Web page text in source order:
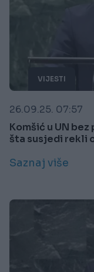
VIJESTI
26.09.25. 07:57
Komšić u UN
šta susjedi rekli
Saznaj više